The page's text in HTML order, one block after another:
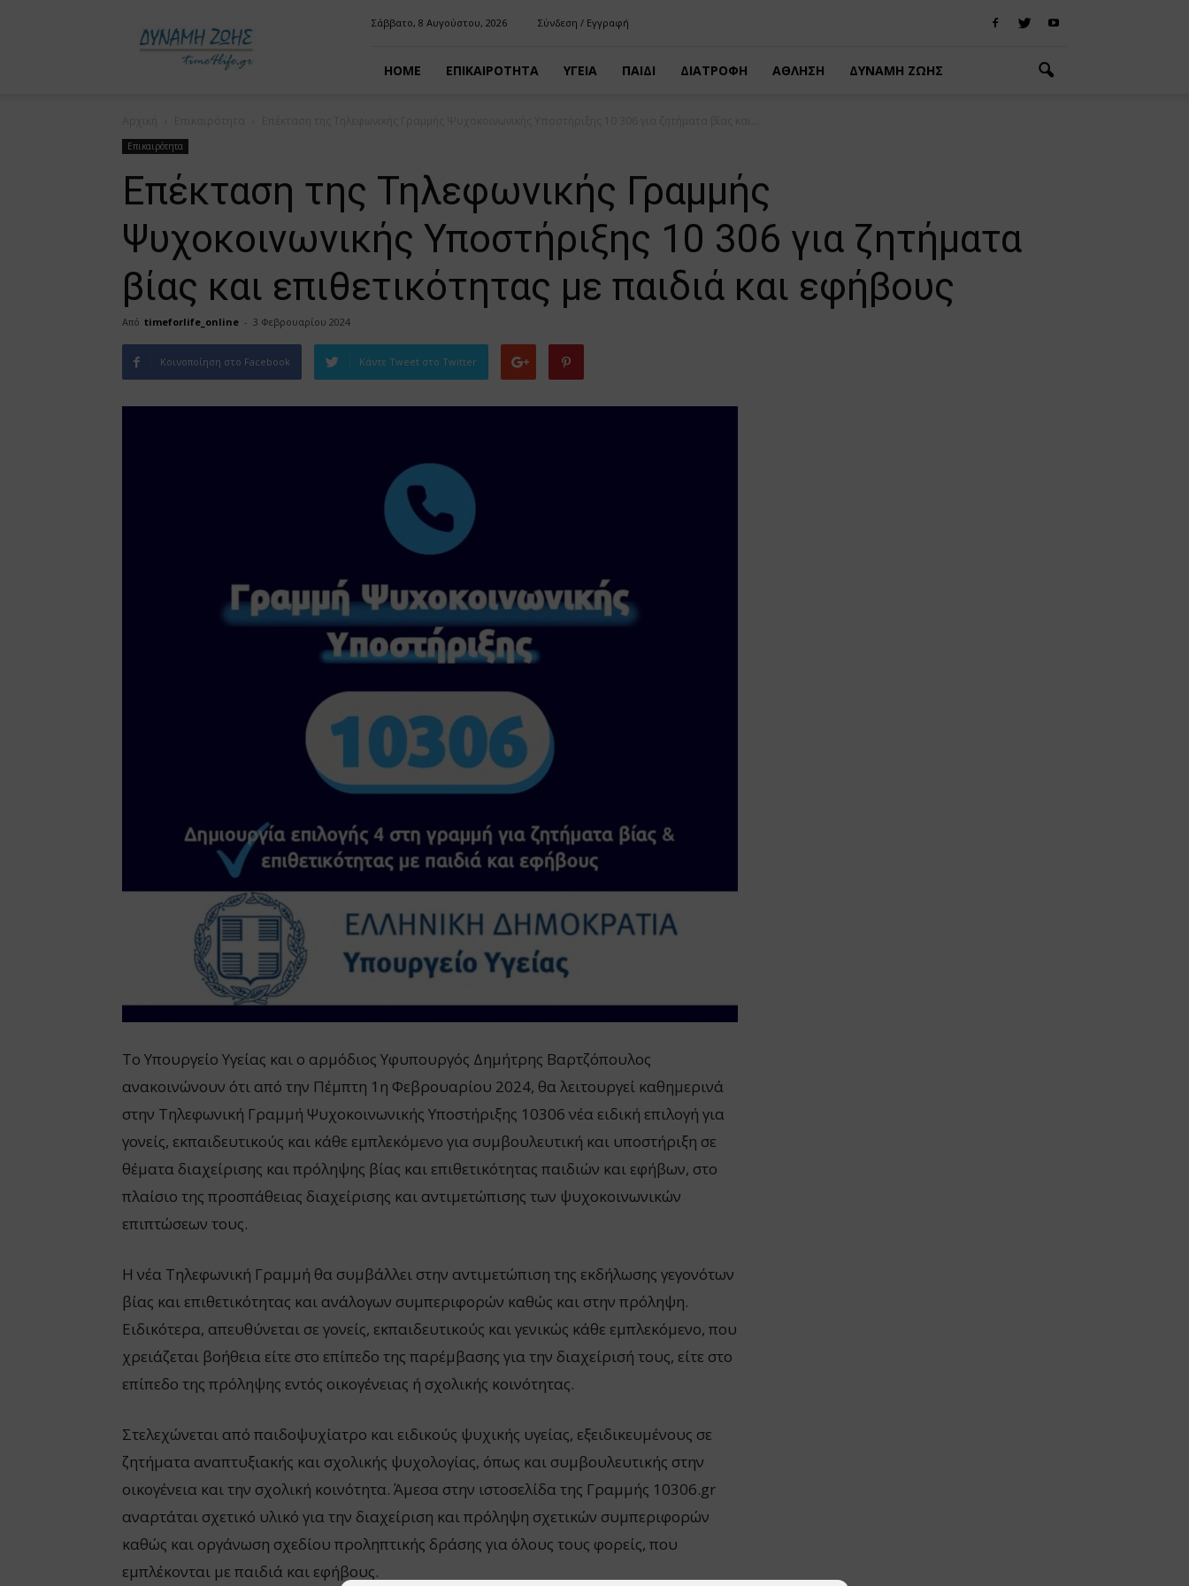
Σάββατο, 8 Αυγούστου, 2026 Σύνδεση / Εγγραφή
HOME ΕΠΙΚΑΙΡΟΤΗΤΑ ΥΓΕΙΑ ΠΑΙΔΙ ΔΙΑΤΡΟΦΗ ΑΘΛΗΣΗ ΔΥΝΑΜΗ ΖΩΗΣ
Επικαιρότητα
Επέκταση της Τηλεφωνικής Γραμμής
Ψυχοκοινωνικής Υποστήριξης 10 306 για ζητήματα
βίας και επιθετικότητας με παιδιά και εφήβους
Από timeforlife_online - 3 Φεβρουαρίου 2024
Κοινοποίηση στο Facebook Κάντε Tweet στο Twitter
Το Υπουργείο Υγείας και ο αρμόδιος Υφυπουργός Δημήτρης Βαρτζόπουλος
ανακοινώνουν ότι από την Πέμπτη 1η Φεβρουαρίου 2024, θα λειτουργεί καθημερινά
στην Τηλεφωνική Γραμμή Ψυχοκοινωνικής Υποστήριξης 10306 νέα ειδική επιλογή για
γονείς, εκπαιδευτικούς και κάθε εμπλεκόμενο για συμβουλευτική και υποστήριξη σε
θέματα διαχείρισης και πρόληψης βίας και επιθετικότητας παιδιών και εφήβων, στο
πλαίσιο της προσπάθειας διαχείρισης και αντιμετώπισης των ψυχοκοινωνικών
επιπτώσεων τους.
Η νέα Τηλεφωνική Γραμμή θα συμβάλλει στην αντιμετώπιση της εκδήλωσης γεγονότων
βίας και επιθετικότητας και ανάλογων συμπεριφορών καθώς και στην πρόληψη.
Ειδικότερα, απευθύνεται σε γονείς, εκπαιδευτικούς και γενικώς κάθε εμπλεκόμενο, που
χρειάζεται βοήθεια είτε στο επίπεδο της παρέμβασης για την διαχείρισή τους, είτε στο
επίπεδο της πρόληψης εντός οικογένειας ή σχολικής κοινότητας.
Στελεχώνεται από παιδοψυχίατρο και ειδικούς ψυχικής υγείας, εξειδικευμένους σε
ζητήματα αναπτυξιακής και σχολικής ψυχολογίας, όπως και συμβουλευτικής στην
οικογένεια και την σχολική κοινότητα. Άμεσα στην ιστοσελίδα της Γραμμής 10306.gr
αναρτάται σχετικό υλικό για την διαχείριση και πρόληψη σχετικών συμπεριφορών
καθώς και οργάνωση σχεδίου προληπτικής δράσης για όλους τους φορείς, που
εμπλέκονται με παιδιά και εφήβους.